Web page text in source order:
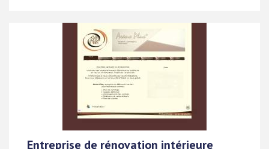
Entreprise de rénovation intérieure